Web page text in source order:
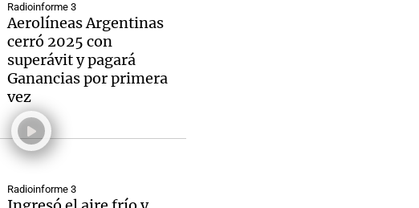
Radioinforme 3
Aerolíneas Argentinas
cerró 2025 con
superávit y pagará
Ganancias por primera
vez
Radioinforme 3
Notas
Cadena 3 en Groenlandia